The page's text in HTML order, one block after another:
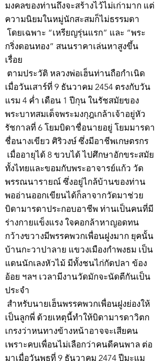
มงคลของท่านถึงจะสร้างไว้ไม่เก่ามาก แต่
ความนิยมในหมู่นักสะสมก็ไม่ธรรมดา
โดยเฉพาะ “เหรียญรุ่นแรก” และ “พระ
กริ่งดอนทอง” สนนราคาเล่นหาสูงขึ้น
เรื่อย
ตามประวัติ หลวงพ่อเฮ็นท่านถือกำเนิด
เมื่อวันเสาร์ที่ 9 ธันวาคม 2454 ตรงกับวัน
แรม 4 ค่ำ เดือน 1 ปีกุน ในรัชสมัยของ
พระบาทสมเด็จพระมงกุฎเกล้าเจ้าอยู่หัว
รัชกาลที่ 6 โยมบิดาชื่อนายอยู่ โยมมารดา
ชื่อนางเขียว ศิริวงษ์ ซึ่งมีอาชีพเกษตรกร
เมื่ออายุได้ 8 ขวบได้ ไปศึกษาอักขระสมัย
ทั้งไทยและขอมกับพระอาจารย์แก้ว วัด
พรรณนารายณ์ ซึ่งอยู่ไกล้บ้านของท่าน
พออ่านออกเขียนได้ก็ลาจากวัดมาช่วย
บิดามารดาประกอบอาชีพ ท่านเป็นคนที่มี
ร่างกายแข็งแรง ใจคอกล้าหาญอดทน
กว้างขวางมีพรรคพวกเพื่อนฝูงมาก ยุคนั้น
บ้านกะวาปาลาย แขวงเมืองกำพงธม เป็น
แดนนักเลงหัวไม้ มีทั้งชนไก่กัดปลา ข้อง
อ้อย ฯลฯ เวลามีงานวัดมักจะนัดตีกันเป็น
ประจำ
สำหรับนายเฮ็นพรรคพวกเพื่อนฝูงย่องให้
เป็นลูกพี่ ด้วยเหตุนี้ทำให้บิดามารดาวิตก
เกรงว่าหนทางข้างหน้าอาจจะเสียคน
เพราะคบเพื่อนไม่เลือกว่าคนดีคนพาล ต่อ
มาเมื่อวันพุธที่ 9 ธันวาคม 2474 ปีมะแม